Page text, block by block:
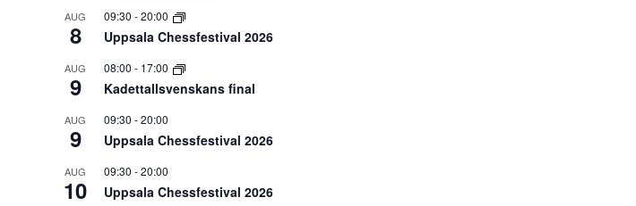
AUG
8
09:30 -20:00
Uppsala Chessfestival 2026
AUG
9
08:00 - 17:00
Kadettallsvenskans final
AUG
9
09:30 -20:00
Uppsala Chessfestival 2026
AUG
10
09:30 -20:00
Uppsala Chessfestival 2026